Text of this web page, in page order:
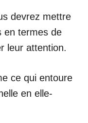
devrez mettre
en termes de
leur attention.
ce qui entoure
en elle-